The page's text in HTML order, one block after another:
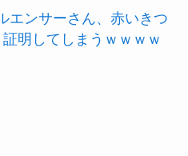
エンサーさん、赤いきつ
明してしまうｗｗｗｗ